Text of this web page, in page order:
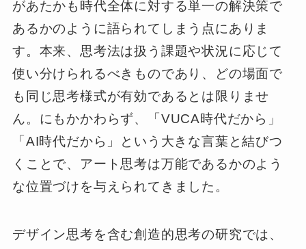
があたかも時代全体に対する単一の解決策で
あるかのように語られてしまう点にありま
す。本来、思考法は扱う課題や状況に応じて
使い分けられるべきものであり、どの場面で
も同じ思考様式が有効であるとは限りませ
ん。にもかかわらず、「VUCA時代だから」
「AI時代だから」という大きな言葉と結びつ
くことで、アート思考は万能であるかのよう
な位置づけを与えられてきました。
デザイン思考を含む創造的思考の研究では、